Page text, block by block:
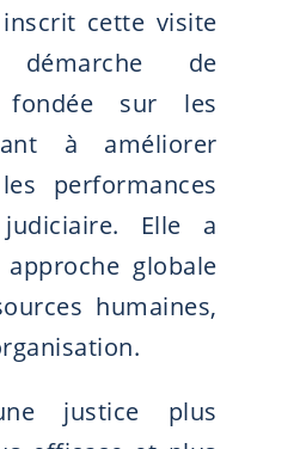
cette visite
de
fondée sur les
à améliorer
performances
Elle a
globale
humaines,
justice plus